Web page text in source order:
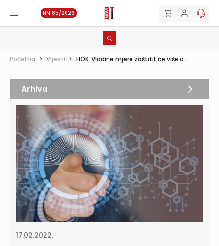
NN 85/2026
Početna > Vijesti > HOK: Vladine mjere zaštitit će više o...
17.02.2022.
Arhiva